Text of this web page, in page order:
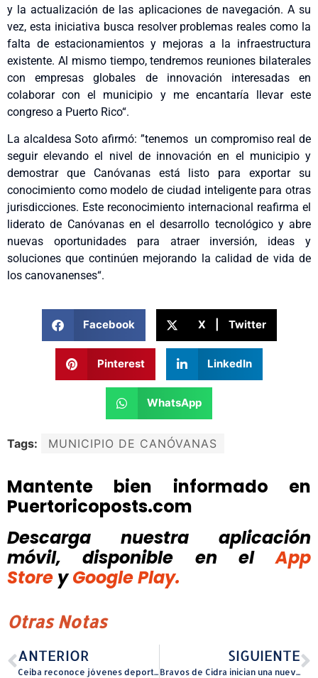
y la actualización de las aplicaciones de navegación. A su
vez, esta iniciativa busca resolver problemas reales como la
falta de estacionamientos y mejoras a la infraestructura
existente. Al mismo tiempo, tendremos reuniones bilaterales
con empresas globales de innovación interesadas en
colaborar con el municipio y me encantaría llevar este
congreso a Puerto Rico“.
La alcaldesa Soto afirmó: ”tenemos un compromiso real de
seguir elevando el nivel de innovación en el municipio y
demostrar que Canóvanas está listo para exportar su
conocimiento como modelo de ciudad inteligente para otras
jurisdicciones. Este reconocimiento internacional reafirma el
liderato de Canóvanas en el desarrollo tecnológico y abre
nuevas oportunidades para atraer inversión, ideas y
soluciones que continúen mejorando la calidad de vida de
los canovanenses“.
Facebook X | Twitter
Pinterest LinkedIn
WhatsApp
Tags: MUNICIPIO DE CANÓVANAS
Mantente bien informado en
Puertoricoposts.com
Descarga nuestra aplicación
móvil, disponible
en el
App
Store y Google Play.
Otras Notas
ANTERIOR
Ceiba reconoce jóvenes deportistas y líderes legislativos por su apoyo al pueblo
SIGUIENTE
Bravos de Cidra inician una nueva etapa bajo Javier Báez